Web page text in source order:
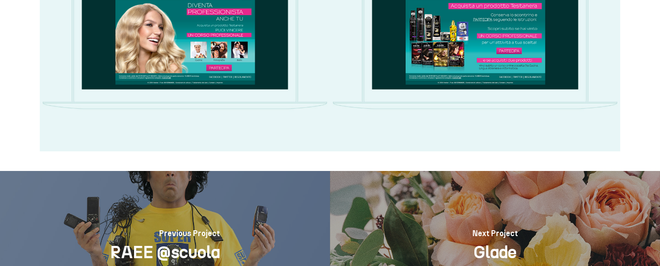
Previous Project
RAEE @scuola
Next Project
Glade